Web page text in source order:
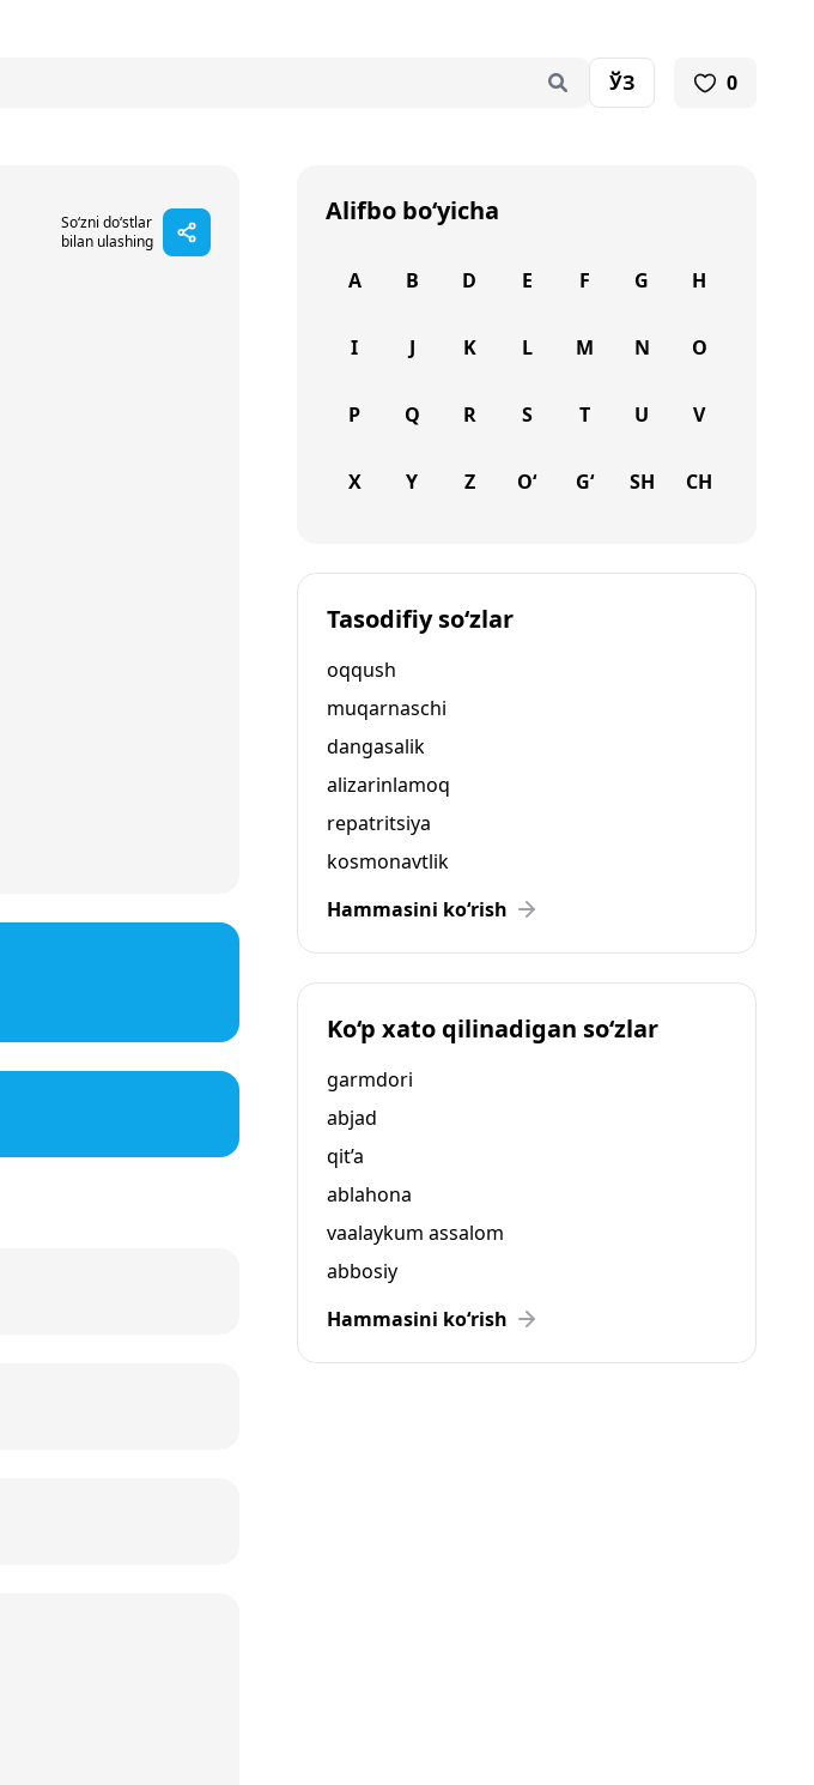
ЎЗ 0
So‘zni do‘stlar
bilan ulashing
Alifbo bo‘yicha
A B D E F G H
I J K L M N O
P Q R S T U V
X Y Z O‘ G‘ SH CH
Tasodifiy so‘zlar
oqqush
muqarnaschi
dangasalik
alizarinlamoq
repatritsiya
kosmonavtlik
Hammasini ko‘rish
Ko‘p xato qilinadigan so‘zlar
garmdori
abjad
qit’a
ablahona
vaalaykum assalom
abbosiy
Hammasini ko‘rish